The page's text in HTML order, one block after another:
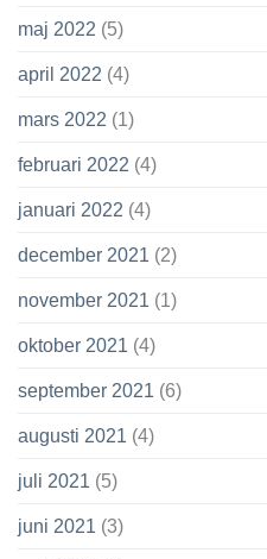
maj 2022 (5)
april 2022 (4)
mars 2022 (1)
februari 2022 (4)
januari 2022 (4)
december 2021 (2)
november 2021 (1)
oktober 2021 (4)
september 2021 (6)
augusti 2021 (4)
juli 2021 (5)
juni 2021 (3)